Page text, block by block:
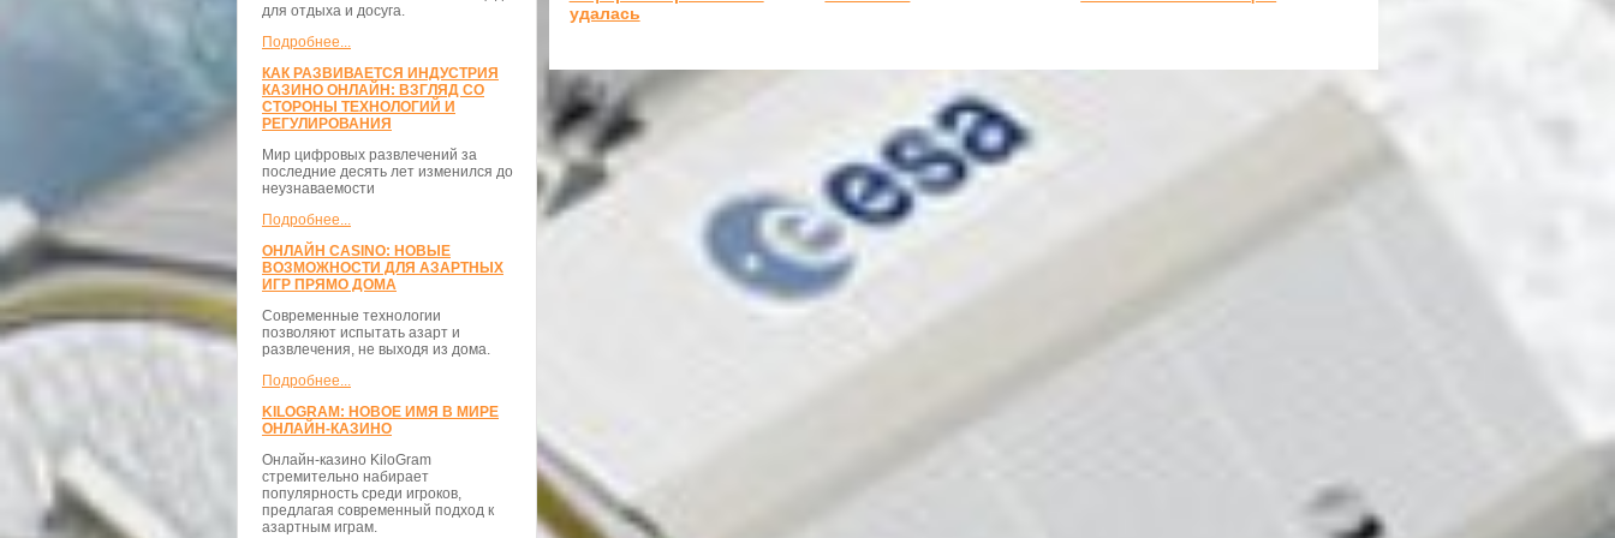
для отдыха и досуга.
Подробнее...
КАК РАЗВИВАЕТСЯ ИНДУСТРИЯ
КАЗИНО ОНЛАЙН: ВЗГЛЯД СО
СТОРОНЫ ТЕХНОЛОГИЙ И
РЕГУЛИРОВАНИЯ
Мир цифровых развлечений за
последние десять лет изменился до
неузнаваемости
Подробнее...
ОНЛАЙН CASINO: НОВЫЕ
ВОЗМОЖНОСТИ ДЛЯ АЗАРТНЫХ
ИГР ПРЯМО ДОМА
Современные технологии
позволяют испытать азарт и
развлечения, не выходя из дома.
Подробнее...
KILOGRAM: НОВОЕ ИМЯ В МИРЕ
ОНЛАЙН-КАЗИНО
Онлайн-казино KiloGram
стремительно набирает
популярность среди игроков,
предлагая современный подход к
азартным играм.
удалась